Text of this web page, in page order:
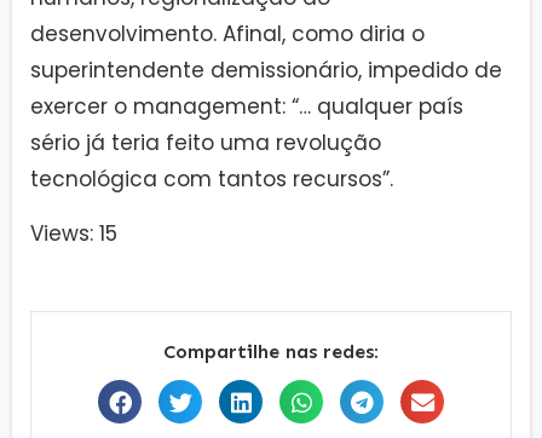
desenvolvimento. Afinal, como diria o
superintendente demissionário, impedido de
exercer o management: “… qualquer país
sério já teria feito uma revolução
tecnológica com tantos recursos”.
Views: 15
Compartilhe nas redes: